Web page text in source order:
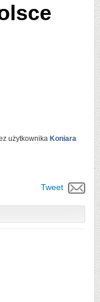
użytkownika Koniara
Tweet